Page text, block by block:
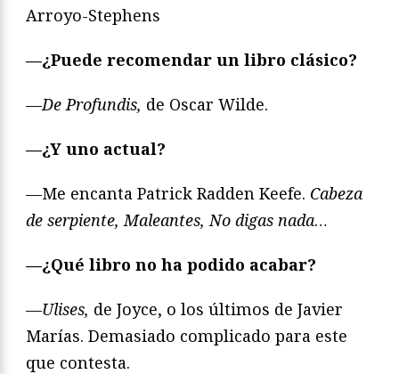
Arroyo-Stephens
—¿Puede recomendar un libro clásico?
—De Profundis, de Oscar Wilde.
—¿Y uno actual?
—Me encanta Patrick Radden Keefe. Cabeza
de serpiente, Maleantes, No digas nada…
—¿Qué libro no ha podido acabar?
—Ulises, de Joyce, o los últimos de Javier
Marías. Demasiado complicado para este
que contesta.